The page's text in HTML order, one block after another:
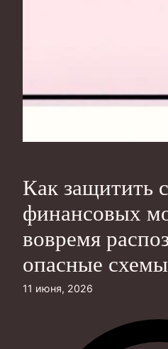
Как защитить
финансовых
вовремя
опасные схемы
11 июня, 2026